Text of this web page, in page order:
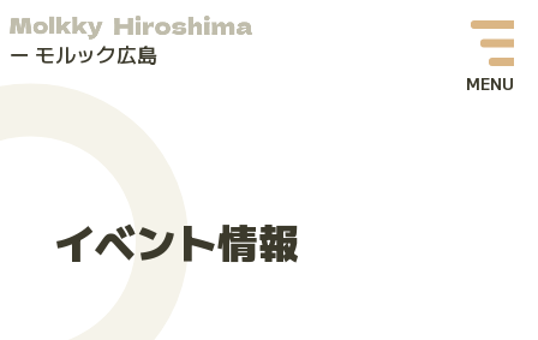
モルックってなに？
モルック広島
イベント情報